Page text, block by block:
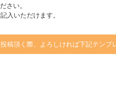
さい。
入いただけます。
稿頂く際、よろしければ下記テンプ